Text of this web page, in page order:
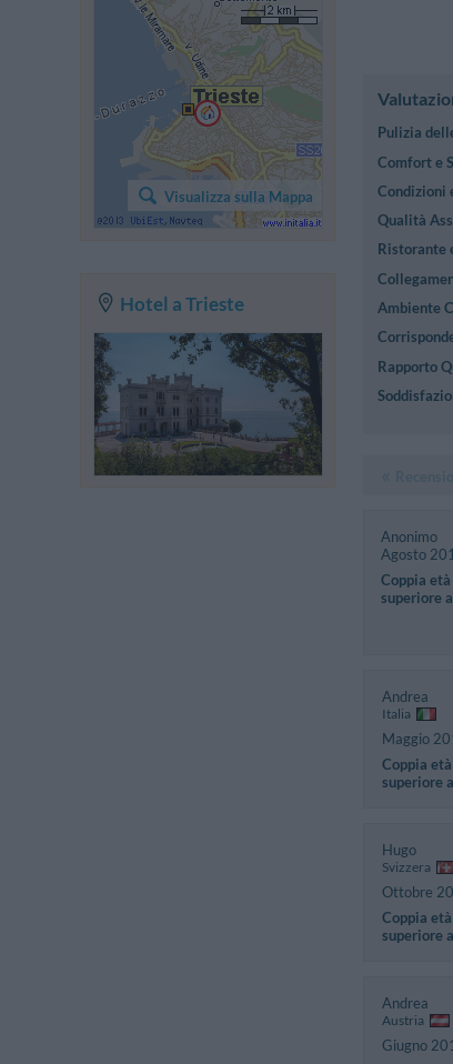
Pulizia
Comfort e
Condizioni
Qualità
Ristorante
Ambiente
Rapporto
Anonimo
Agosto
Coppia
superiore
Andrea
Italia
Maggio
Coppia
superiore
Hugo
Svizzera
Ottobre
Coppia
superiore
Andrea
Austria
Giugno
Visualizza sulla Mappa
Hotel a Trieste